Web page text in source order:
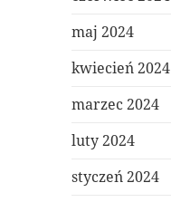
maj 2024
kwiecień 2024
marzec 2024
luty 2024
styczeń 2024